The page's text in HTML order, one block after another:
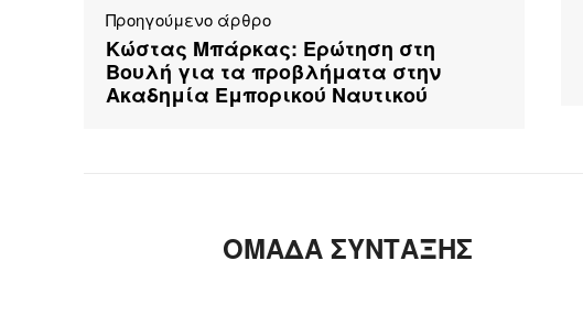
Προηγούμενο άρθρο
Κώστας Μπάρκας: Ερώτηση στη
Βουλή για τα προβλήματα στην
Ακαδημία Εμπορικού Ναυτικού
ΟΜΑΔΑ ΣΥΝΤΑΞΗΣ